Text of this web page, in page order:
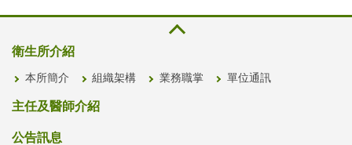
衛生所介紹
本所簡介 組織架構 業務職掌 單位通訊
主任及醫師介紹
公告訊息